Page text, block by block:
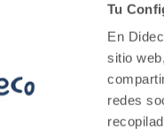
Tu
En
sitio
redes
Tarjeta Regalo Dideco